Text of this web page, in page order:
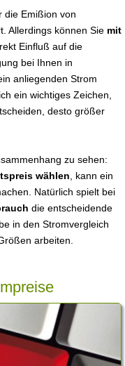
die Emißion von
Allerdings können Sie mit
Einfluß auf die
bei Ihnen in
anliegenden Strom
ein wichtiges Zeichen,
desto größer
zu sehen:
wählen , kann ein
Natürlich spielt bei
die entscheidende
in den Stromvergleich
arbeiten.